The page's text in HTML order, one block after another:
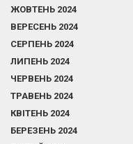
ЖОВТЕНЬ 2024
ВЕРЕСЕНЬ 2024
СЕРПЕНЬ 2024
ЛИПЕНЬ 2024
ЧЕРВЕНЬ 2024
ТРАВЕНЬ 2024
КВІТЕНЬ 2024
БЕРЕЗЕНЬ 2024